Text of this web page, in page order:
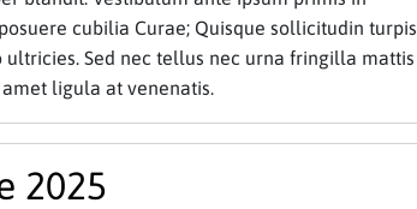
cubilia Curae; Quisque sollicitudin turpis
Sed nec tellus nec urna fringilla mattis
ligula at venenatis.
2025